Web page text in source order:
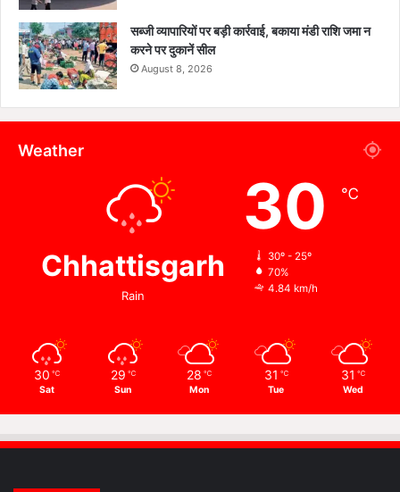
सब्जी व्यापारियों पर बड़ी कार्रवाई, बकाया मंडी राशि जमा न
करने पर दुकानें सील
August 8, 2026
Weather
Chhattisgarh
Rain
30 ℃
30º - 25º
70%
4.84 km/h
30 ℃
Sat
29 ℃
Sun
28 ℃
Mon
31 ℃
Tue
31 ℃
Wed